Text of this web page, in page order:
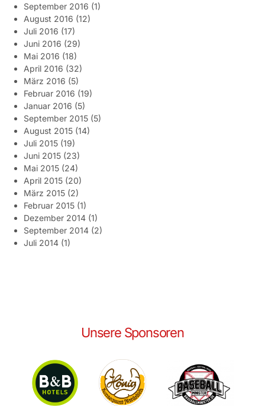
September 2016 (1)
August 2016 (12)
Juli 2016 (17)
Juni 2016 (29)
Mai 2016 (18)
April 2016 (32)
März 2016 (5)
Februar 2016 (19)
Januar 2016 (5)
September 2015 (5)
August 2015 (14)
Juli 2015 (19)
Juni 2015 (23)
Mai 2015 (24)
April 2015 (20)
März 2015 (2)
Februar 2015 (1)
Dezember 2014 (1)
September 2014 (2)
Juli 2014 (1)
Unsere Sponsoren